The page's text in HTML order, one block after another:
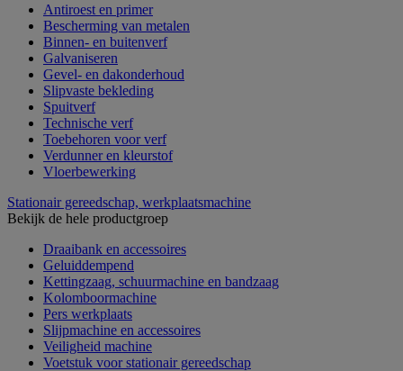
Antiroest en primer
Bescherming van metalen
Binnen- en buitenverf
Galvaniseren
Gevel- en dakonderhoud
Slipvaste bekleding
Spuitverf
Technische verf
Toebehoren voor verf
Verdunner en kleurstof
Vloerbewerking
Stationair gereedschap, werkplaatsmachine
Bekijk de hele productgroep
Draaibank en accessoires
Geluiddempend
Kettingzaag, schuurmachine en bandzaag
Kolomboormachine
Pers werkplaats
Slijpmachine en accessoires
Veiligheid machine
Voetstuk voor stationair gereedschap